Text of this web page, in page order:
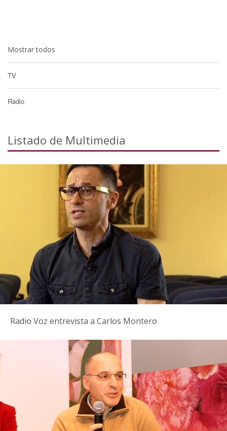
Mostrar todos
TV
Radio
Listado de Multimedia
Radio Voz entrevista a Carlos Montero